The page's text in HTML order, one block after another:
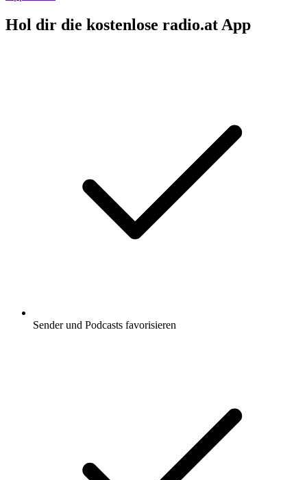
Hol dir die kostenlose radio.at App
Sender und Podcasts favorisieren